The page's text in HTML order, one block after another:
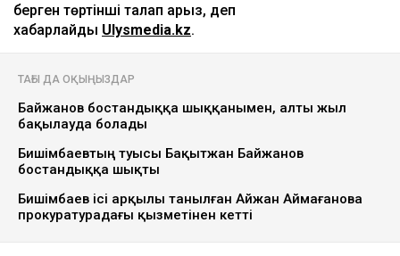
берген төртінші талап арыз, деп
хабарлайды Ulysmedia.kz.
ТАҒЫ ДА ОҚЫҢЫЗДАР
Байжанов бостандыққа шыққанымен, алты жыл
бақылауда болады
Бишімбаевтың туысы Бақытжан Байжанов
бостандыққа шықты
Бишімбаев ісі арқылы танылған Айжан Аймағанова
прокуратурадағы қызметінен кетті